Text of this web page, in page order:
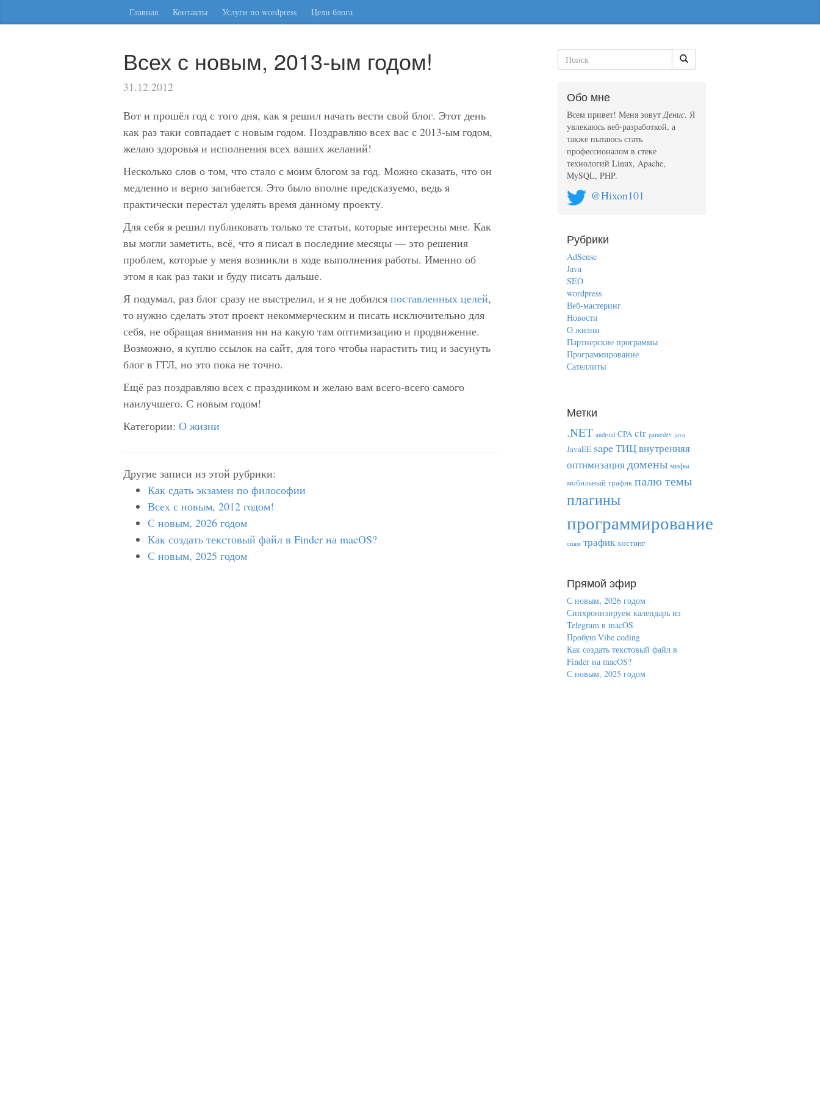
Главная Контакты Услуги по wordpress Цели блога
Всех с новым, 2013-ым годом!
31.12.2012
Вот и прошёл год с того дня, как я решил начать вести свой блог. Этот день
как раз таки совпадает с новым годом. Поздравляю всех вас с 2013-ым годом,
желаю здоровья и исполнения всех ваших желаний!
Несколько слов о том, что стало с моим блогом за год. Можно сказать, что он
медленно и верно загибается. Это было вполне предсказуемо, ведь я
практически перестал уделять время данному проекту.
Для себя я решил публиковать только те статьи, которые интересны мне. Как
вы могли заметить, всё, что я писал в последние месяцы — это решения
проблем, которые у меня возникли в ходе выполнения работы. Именно об
этом я как раз таки и буду писать дальше.
Я подумал, раз блог сразу не выстрелил, и я не добился поставленных целей,
то нужно сделать этот проект некоммерческим и писать исключительно для
себя, не обращая внимания ни на какую там оптимизацию и продвижение.
Возможно, я куплю ссылок на сайт, для того чтобы нарастить тиц и засунуть
блог в ГГЛ, но это пока не точно.
Ещё раз поздравляю всех с праздником и желаю вам всего-всего самого
наилучшего. С новым годом!
Категории: О жизни
Другие записи из этой рубрики:
Как сдать экзамен по философии
Всех с новым, 2012 годом!
С новым, 2026 годом
Как создать текстовый файл в Finder на macOS?
С новым, 2025 годом
Обо мне
Всем привет! Меня зовутДенис. Я
увлекаюсь веб-разработкой, а
также пытаюсь стать
профессионалом в стеке
технологий Linux, Apache,
MySQL, PHP.
@Hixon101
Рубрики
AdSense
Java
SEO
wordpress
Веб-мастеринг
Новости
О жизни
Партнерские программы
Программирование
Сателлиты
Метки
.NET android CPA ctr gamedev java
JavaEE sapeТИЦвнутренняя
оптимизациядомены мифы
мобильный трафик палю темы
плагины
программирование
спам трафик хостинг
Прямой эфир
С новым, 2026 годом
Синхронизируем календарь из
Telegram в macOS
Пробую Vibe coding
Как создать текстовый файл в
Finder на macOS?
С новым, 2025 годом